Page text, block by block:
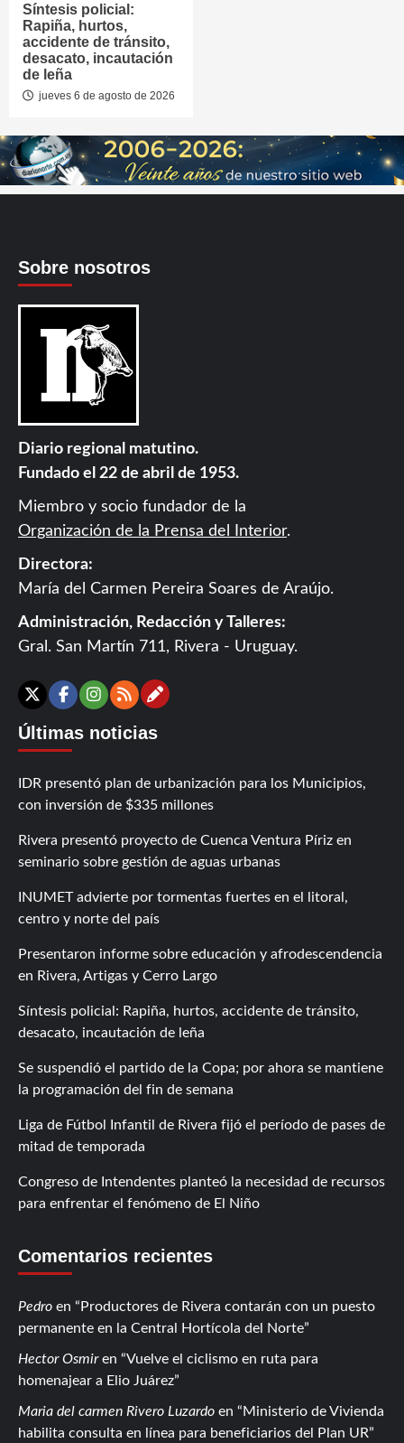
Síntesis policial:
Rapiña, hurtos,
accidente de tránsito,
desacato, incautación
de leña
jueves 6 de agosto de 2026
Sobre nosotros
Diario regional matutino.
Fundado el 22 de abril de 1953.
Miembro y socio fundador de la
Organización de la Prensa del Interior.
Directora:
María del Carmen Pereira Soares de Araújo.
Administración, Redacción y Talleres:
Gral. San Martín 711, Rivera - Uruguay.
X Facebook
Instagram
RSSContáctanos
Últimas noticias
IDR presentó plan de urbanización para los Municipios,
con inversión de $335 millones
Rivera presentó proyecto de Cuenca Ventura Píriz en
seminario sobre gestión de aguas urbanas
INUMET advierte por tormentas fuertes en el litoral,
centro y norte del país
Presentaron informe sobre educación y afrodescendencia
en Rivera, Artigas y Cerro Largo
Síntesis policial: Rapiña, hurtos, accidente de tránsito,
desacato, incautación de leña
Se suspendió el partido de la Copa; por ahora se mantiene
la programación del fin de semana
Liga de Fútbol Infantil de Rivera fijó el período de pases de
mitad de temporada
Congreso de Intendentes planteó la necesidad de recursos
para enfrentar el fenómeno de El Niño
Comentarios recientes
Pedro en
Productores de Rivera contarán con un puesto
permanente en la Central Hortícola del Norte
Hector Osmiren
Vuelve el ciclismo en ruta para
homenajear a Elio Juárez
Maria del carmen Rivero Luzardo en
Ministerio de Vivienda
habilita consulta en línea para beneficiarios del Plan UR